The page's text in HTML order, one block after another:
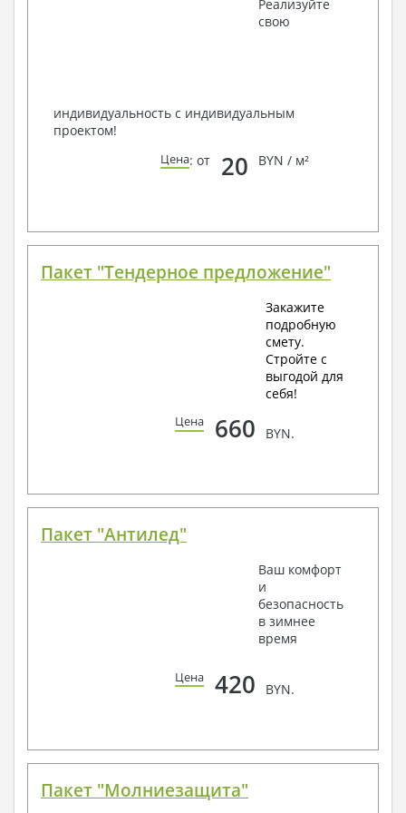
наших специалистов, Вы можете любым
Реализуйте
свою
индивидуальность с индивидуальным
проектом!
Цена: от 20 BYN / м²
Пакет "Тендерное предложение"
Закажите
подробную
смету.
Стройте с
выгодой для
себя!
Цена 660 BYN.
Пакет "Антилед"
Ваш комфорт
и
безопасность
в зимнее
время
Цена 420 BYN.
Пакет "Молниезащита"